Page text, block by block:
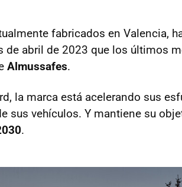
fabricados en Valencia,
de abril de 2023 que los últimos
Almussafes.
la marca está acelerando sus
sus vehículos. Y mantiene su
.